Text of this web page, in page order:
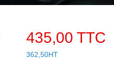
435,00 TTC
362,50HT